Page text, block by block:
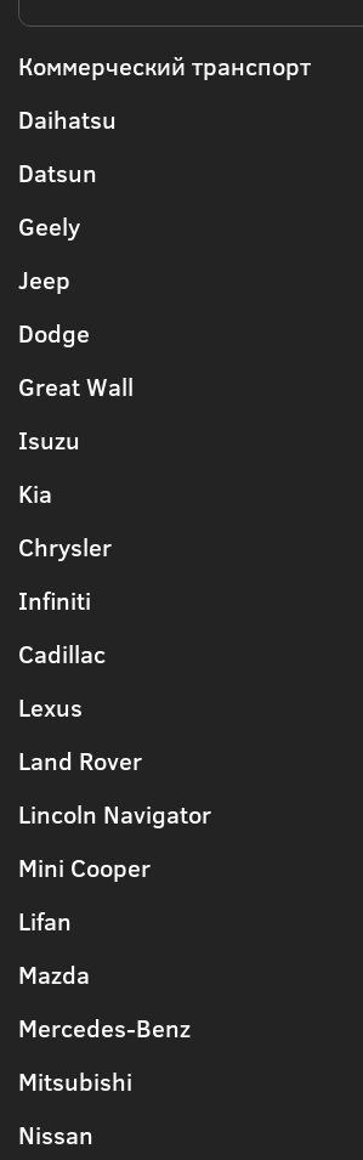
Коммерческий транспорт
Daihatsu
Datsun
Geely
Jeep
Dodge
Great Wall
Isuzu
Kia
Chrysler
Infiniti
Cadillac
Lexus
Land Rover
Lincoln Navigator
Mini Cooper
Lifan
Mazda
Mercedes-Benz
Mitsubishi
Nissan